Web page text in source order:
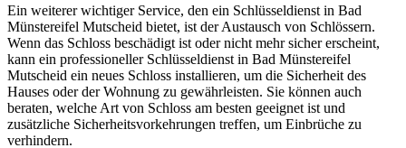
Ein weiterer wichtiger Service, den ein Schlüsseldienst in Bad
Münstereifel Mutscheid bietet, ist der Austausch von Schlössern.​
Wenn das Schloss beschädigt ist oder nicht mehr sicher erscheint,
kann ein professioneller Schlüsseldienst in Bad Münstereifel
Mutscheid ein neues Schloss installieren, um die Sicherheit des
Hauses oder der Wohnung zu gewährleisten. Sie können auch
beraten, welche Art von Schloss am besten geeignet ist und
zusätzliche Sicherheitsvorkehrungen treffen, um Einbrüche zu
verhindern.​